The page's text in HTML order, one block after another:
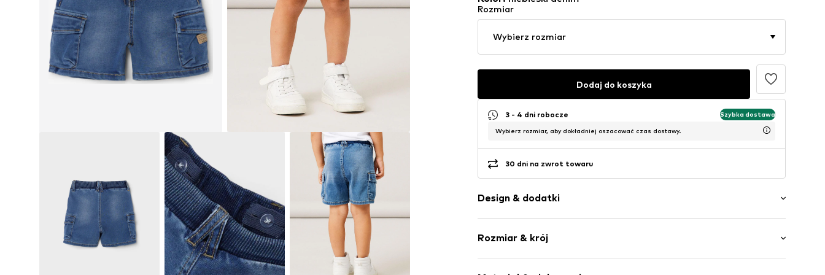
Rozmiar
Wybierz rozmiar
Dodaj do koszyka
3 - 4 dni robocze Szybka dostawa
Wybierz rozmiar, aby dokładniej oszacować czas dostawy.
30 dni na zwrot towaru
Design & dodatki
Jeans
Mocny efekt sprania
Obszyte brzegi
Rozmiar & krój